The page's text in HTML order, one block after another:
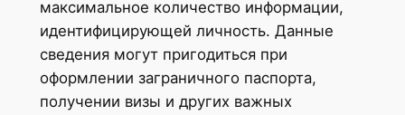
максимальное количество информации,
идентифицирующей личность. Данные
сведения могут пригодиться при
оформлении заграничного паспорта,
получении визы и других важных